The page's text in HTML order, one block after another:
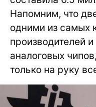
Напомним, что
одними из самых
производителей
аналоговых
только на руку